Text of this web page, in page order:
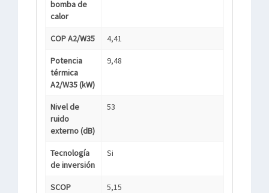
bomba de
calor
COP A2/W35 4,41
Potencia
térmica
A2/W35 (kW)
9,48
Nivel de
ruido
externo (dB)
53
Tecnología
de inversión
Si
SCOP
5,15